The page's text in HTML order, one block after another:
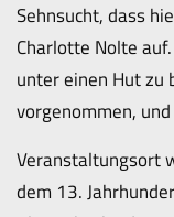
Sehnsucht, dass
Charlotte Nolte
unter einen Hut zu
vorgenommen,
Veranstaltungsort
dem 13.